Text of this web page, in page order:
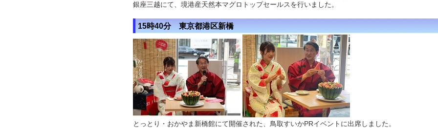
銀座三越にて、境港産天然本マグロトップセールスを行いました。
15時40分 東京都港区新橋
とっとり・おかやま新橋館にて開催された、鳥取すいかPRイベントに出席しました。